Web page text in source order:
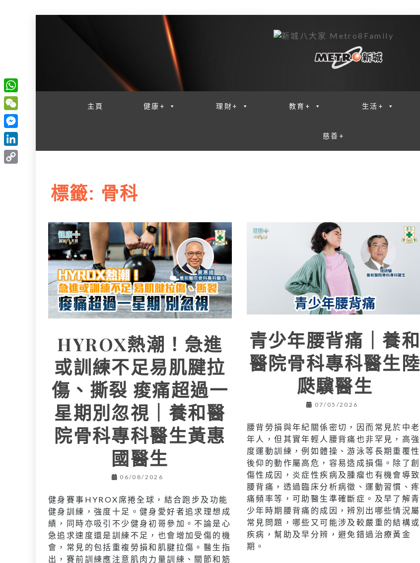
主頁 健康+ 理財+ 教育+ 生活+
慈善+
標籤: 骨科
HYROX熱潮！急進
或訓練不足易肌腱拉
傷、撕裂 痠痛超過一
星期別忽視｜養和醫
院骨科專科醫生黃惠
國醫生
06/08/2026
健身賽事HYROX席捲全球，結合跑步及功能
健身訓練，強度十足。健身愛好者追求理想成
績，同時亦吸引不少健身初哥參加。不論是心
急追求速度還是訓練不足，也會增加受傷的機
會，常見的包括重複勞損和肌腱拉傷。醫生指
出，賽前訓練應注意肌肉力量訓練、關節和筋
青少年腰背痛｜養和
醫院骨科專科醫生陸
瓞驥醫生
07/05/2026
腰背勞損與年紀關係密切，因而常見於中老
年人，但其實年輕人腰背痛也非罕見，高強
度運動訓練，例如體操、游泳等長期重覆性
後仰的動作屬高危，容易造成損傷。除了創
傷性成因，炎症性疾病及腫瘤也有機會導致
腰背痛，透過臨床分析病徵、運動習慣、疼
痛頻率等，可助醫生準確斷症。及早了解青
少年時期腰背痛的成因，辨別出哪些情況屬
常見問題，哪些又可能涉及較嚴重的結構或
疾病，幫助及早分辨，避免錯過治療黃金
期。
W
h
a
t
s
W
e
C
h
M
e
s
L
i